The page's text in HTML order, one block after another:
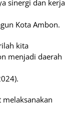
sinergi dan kerja
Kota Ambon.
kita
menjadi daerah